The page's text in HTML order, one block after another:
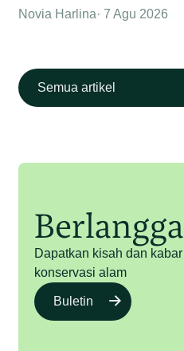
Novia Harlina 7 Agu 2026
Semua artikel
Dapatkan kisah dan
konservasi alam
Buletin